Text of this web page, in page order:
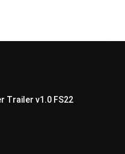
Trailer v1.0 FS22